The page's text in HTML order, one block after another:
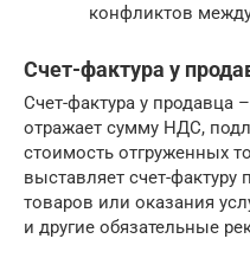
конфликтов
Счет-фактура у
Счет-фактура у продавца
отражает сумму НДС,
стоимость отгруженных
выставляет счет-фактуру
товаров или оказания
и другие обязательные